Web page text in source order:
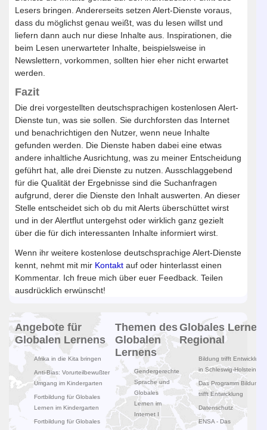
Lesers bringen. Andererseits setzen Alert-Dienste voraus,
dass du möglichst genau weißt, was du lesen willst und
liefern dann auch nur diese Inhalte aus. Inspirationen, die
beim Lesen unerwarteter Inhalte, beispielsweise in
Newslettern, vorkommen, sollten hier eher nicht erwartet
werden.
Fazit
Die drei vorgestellten deutschsprachigen kostenlosen Alert-
Dienste tun, was sie sollen. Sie durchforsten das Internet
und benachrichtigen den Nutzer, wenn neue Inhalte
gefunden werden. Die Dienste haben dabei eine etwas
andere inhaltliche Ausrichtung, was zu meiner Entscheidung
geführt hat, alle drei Dienste zu nutzen. Ausschlaggebend
für die Qualität der Ergebnisse sind die Suchanfragen
aufgrund, derer die Dienste den Inhalt auswerten. An dieser
Stelle entscheidet sich ob du mit Alerts überschüttet wirst
und in der Alertflut untergehst oder wirklich ganz gezielt
über die für dich interessanten Inhalte informiert wirst.
Wenn ihr weitere kostenlose deutschsprachige Alert-Dienste
kennt, nehmt mit mir Kontakt auf oder hinterlasst einen
Kommentar. Ich freue mich über euer Feedback. Teilen
ausdrücklich erwünscht!
Angebote für
Globalen Lernens
Afrika in die Kita bringen
Anti-Bias: Vorurteilbewußter
Umgang im Kindergarten
Fortbildung für Globales
Lernen im Kindergarten
Fortbildung für Globales
Themen des
Globalen
Lernens
Gendergerechte
Sprache und
Globales
Lernen im
Internet I
Globales Lernen
Regional
Bildung trifft Entwicklung
in Schleswig-Holstein
Das Programm Bildung
trifft Entwicklung
Datenschutz
ENSA - Das